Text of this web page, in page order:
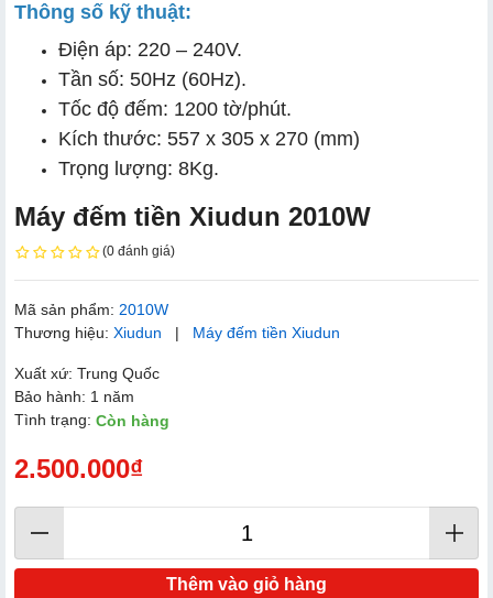
Thông số kỹ thuật:
Điện áp: 220 – 240V.
Tần số: 50Hz (60Hz).
Tốc độ đếm: 1200 tờ/phút.
Kích thước: 557 x 305 x 270 (mm)
Trọng lượng: 8Kg.
Máy đếm tiền Xiudun 2010W
(0 đánh giá)
Mã sản phẩm: 2010W
Thương hiệu: Xiudun | Máy đếm tiền Xiudun
Xuất xứ: Trung Quốc
Bảo hành: 1 năm
Tình trạng: Còn hàng
2.500.000₫
Thêm vào giỏ hàng